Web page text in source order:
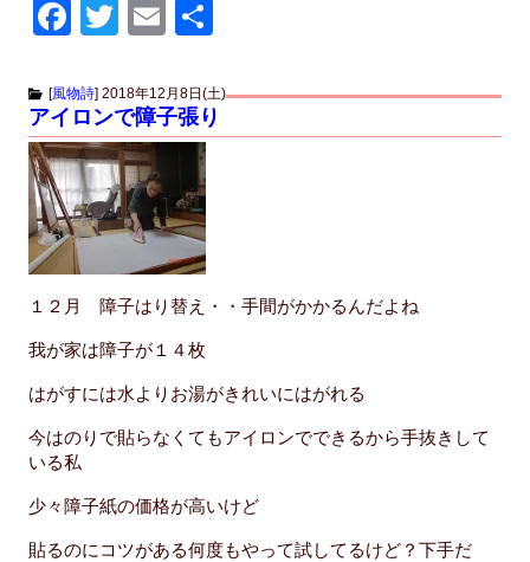
F
c
e
b
o
o
k
T
tt
er
E
ail
[風物詩] 2018年12月8日(土)
アイロンで障子張り
１２月 障子はり替え・・手間がかかるんだよね
我が家は障子が１４枚
はがすには水よりお湯がきれいにはがれる
今はのりで貼らなくてもアイロンでできるから手抜きして
いる私
少々障子紙の価格が高いけど
貼るのにコツがある何度もやって試してるけど？下手だ